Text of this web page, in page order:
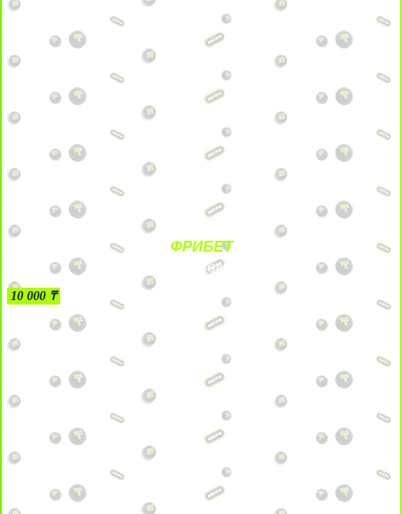
ФРИБЕТ
БЕЗ УСЛОВИЙ
10 000 ₸